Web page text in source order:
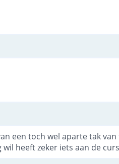
een toch wel aparte tak
heeft zeker iets aan de